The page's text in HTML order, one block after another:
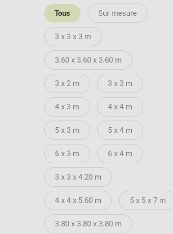
Tous Sur mesure
3 x 3 x 3 m
3.60 x 3.60 x 3.60 m
3 x 2 m 3 x 3 m
4 x 3 m 4 x 4 m
5 x 3 m 5 x 4 m
6 x 3 m 6 x 4 m
3 x 3 x 4.20 m
4 x 4 x 5.60 m 5 x 5 x 7 m
3.80 x 3.80 x 3.80 m